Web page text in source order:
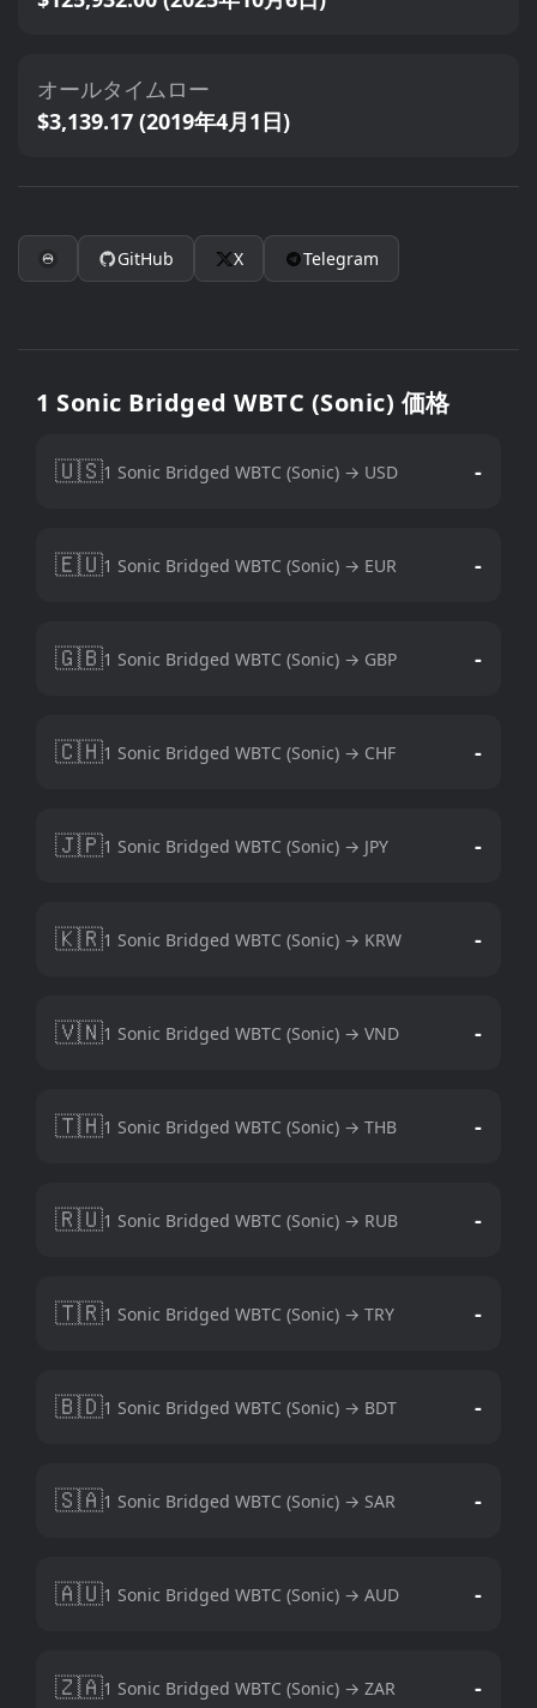
オールタイムロー
$3,139.17 (2019年4月1日)
GitHub X Telegram
1 Sonic Bridged WBTC (Sonic) 価格
🇺🇸1 Sonic Bridged WBTC (Sonic) → USD -
🇪🇺1 Sonic Bridged WBTC (Sonic) → EUR -
🇬🇧1 Sonic Bridged WBTC (Sonic) → GBP -
🇨🇭1 Sonic Bridged WBTC (Sonic) → CHF -
🇯🇵1 Sonic Bridged WBTC (Sonic) → JPY -
🇰🇷1 Sonic Bridged WBTC (Sonic) → KRW -
🇻🇳1 Sonic Bridged WBTC (Sonic) → VND -
🇹🇭1 Sonic Bridged WBTC (Sonic) → THB -
🇷🇺1 Sonic Bridged WBTC (Sonic) → RUB -
🇹🇷1 Sonic Bridged WBTC (Sonic) → TRY -
🇧🇩1 Sonic Bridged WBTC (Sonic) → BDT -
🇸🇦1 Sonic Bridged WBTC (Sonic) → SAR -
🇦🇺1 Sonic Bridged WBTC (Sonic) → AUD -
🇿🇦1 Sonic Bridged WBTC (Sonic) → ZAR -